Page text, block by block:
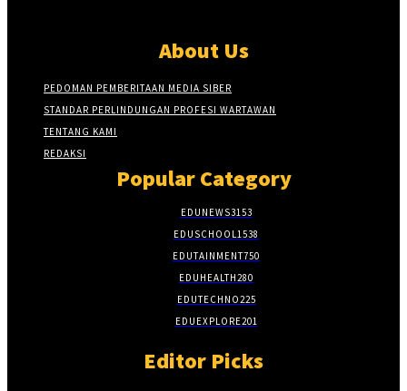
About Us
PEDOMAN PEMBERITAAN MEDIA SIBER
STANDAR PERLINDUNGAN PROFESI WARTAWAN
TENTANG KAMI
REDAKSI
Popular Category
EDUNEWS3153
EDUSCHOOL1538
EDUTAINMENT750
EDUHEALTH280
EDUTECHNO225
EDUEXPLORE201
Editor Picks